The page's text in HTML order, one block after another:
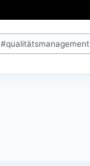
#qualitätsmanagement